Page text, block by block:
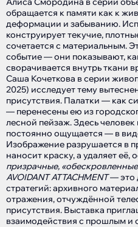
обращается к памяти как к
деформации и забыванию.
конструирует текучие,
сочетается с материальным.
событие — они показывают,
сворачивается внутрь ткани
Саша Кочеткова в серии
2025) исследует тему
присутствия. Палатки — как
— перенесены ею из
лесной пейзаж. Здесь
постоянно ощущается — в
Изображение разрушается в
наносит краску, а удаляет её,
призрачные,
​​AVOIDANT ATTACHMENT— это
стратегий: архивного
отражения, отчуждённой
присутствия. Выставка
взаимодействия с прошлым